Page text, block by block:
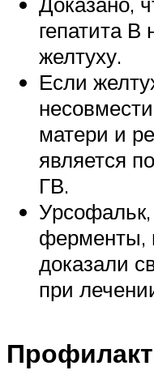
гепатита В
желтуху.
Если
матери и
является
ГВ.
ферменты,
доказали
при